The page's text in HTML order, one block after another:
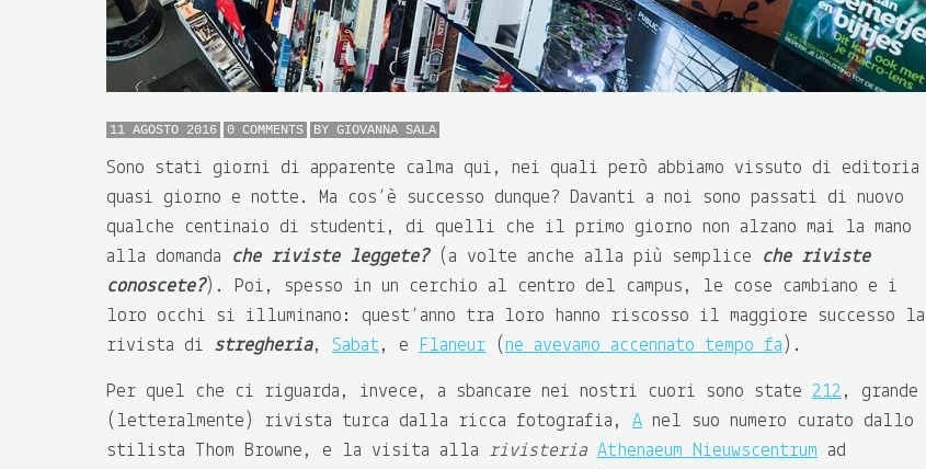
11 AGOSTO 2016 0 COMMENTS BY GIOVANNA SALA
Sono stati giorni di apparente calma qui, nei quali però abbiamo vissuto di editoria
quasi giorno e notte. Ma cos’è successo dunque? Davanti a noi sono passati di nuovo
qualche centinaio di studenti, di quelli che il primo giorno non alzano mai la mano
alla domanda
che riviste leggete?(a volte anche alla più semplice
che riviste
conoscete?). Poi, spesso in un cerchio al centro del campus, le cose cambiano e i
loro occhi si illuminano: quest’anno tra loro hanno riscosso il maggiore successo la
rivista di stregheria, Sabat, e Flaneur ( ne avevamo accennato tempo fa ).
Per quel che ci riguarda, invece, a sbancare nei nostri cuori sono state 212 , grande
(letteralmente) rivista turca dalla ricca fotografia, A nel suo numero curato dallo
stilista Thom Browne, e la visita alla rivisteria Athenaeum Nieuwscentrum ad